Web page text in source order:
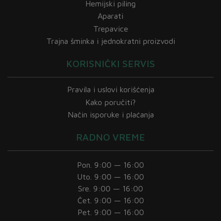
Hemijski piling
Aparati
Trepavice
Trajna šminka i jednokratni proizvodi
KORISNIČKI SERVIS
Pravila i uslovi korišćenja
Kako poručiti?
Način isporuke i plaćanja
RADNO VREME
Pon. 9:00 — 16:00
Uto. 9:00 — 16:00
Sre. 9:00 — 16:00
Čet. 9:00 — 16:00
Pet. 9:00 — 16:00